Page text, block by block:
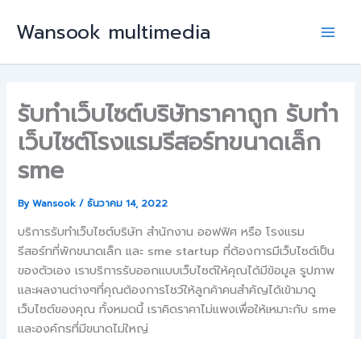
Wansook multimedia
Main
รับทำเว็บไซต์บริษัทราคาถูก รับทำ
เว็บไซต์โรงแรมรีสอร์ทขนาดเล็ก
sme
ByWansook/ธันวาคม 14, 2022
บริการรับทำเว็บไซต์บริษัท สำนักงาน ออฟฟิศ หรือ โรงแรม
รีสอร์ทที่พักขนาดเล็ก และ sme startup ที่ต้องการมีเว็บไซต์เป็น
ของตัวเอง เราบริการรับออกแบบเว็บไซต์ให้คุณได้มีข้อมูล รูปภาพ
และผลงานต่างๆที่คุณต้องการโชว์ให้ลูกค้าคนสำคัญได้เข้ามาดู
เว็บไซต์ของคุณ ทั้งหมดนี้ เราคิดราคาไม่แพงเพื่อให้เหมาะกับ sme
และองค์กรที่มีขนาดไม่ใหญ่